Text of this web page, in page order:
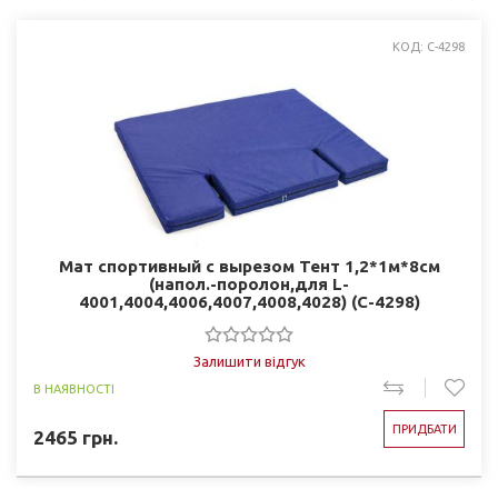
КОД: C-4298
Мат спортивный с вырезом Тент 1,2*1м*8см
(напол.-поролон,для L-
4001,4004,4006,4007,4008,4028) (C-4298)
Залишити відгук
В НАЯВНОСТІ
2465 грн. ПРИДБАТИ